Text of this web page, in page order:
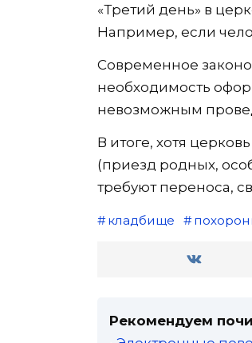
«Третий день» в
Например, если
Современное
необходимость
невозможным
В итоге, хотя
(приезд родных,
требуют переноса,
кладбище
Рекомендуем